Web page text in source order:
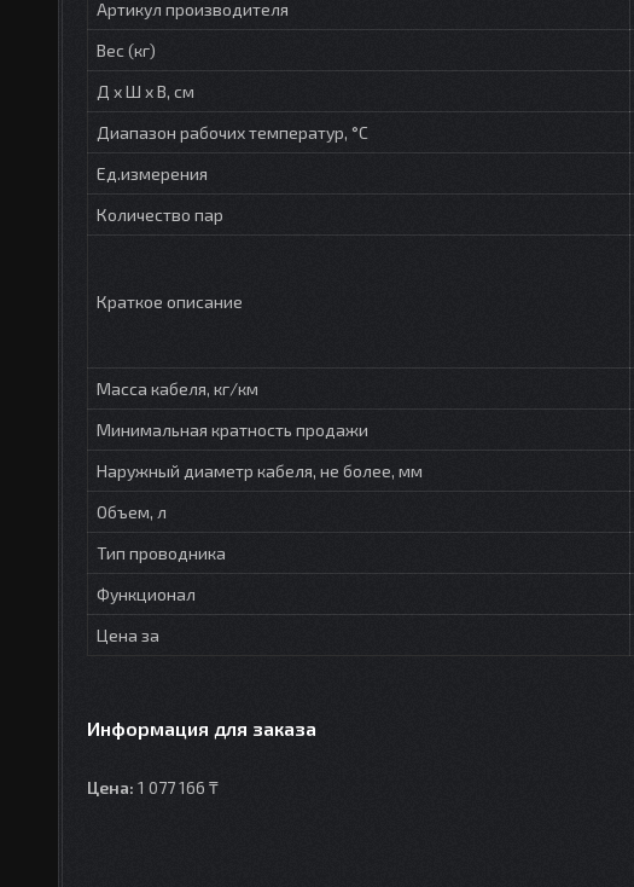
Артикул производителя
Вес (кг)
Д х Ш х В, см
Диапазон рабочих температур, °С
Ед.измерения
Количество пар
Краткое описание
Масса кабеля, кг/км
Минимальная кратность продажи
Наружный диаметр кабеля, не более, мм
Объем, л
Тип проводника
Функционал
Цена за
Информация для заказа
Цена: 1 077 166 ₸